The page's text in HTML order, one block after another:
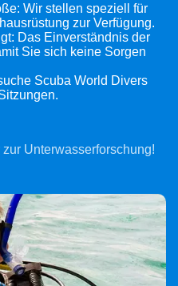
Wir stellen speziell für
zur Verfügung.
Das Einverständnis der
Sie sich keine Sorgen
Scuba World Divers
Unterwasserforschung!